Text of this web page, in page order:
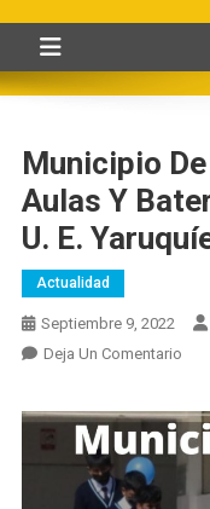
y
Municipio
Aulas Y
U. E.
Actualidad
Septiembre 9, 2022
Deja Un ComentarioEn
De